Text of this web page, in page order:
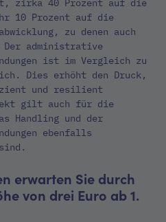
zirka 40 Prozent auf die
10 Prozent auf die
zu denen auch
administrative
ist im Vergleich zu
Dies erhöht den Druck,
und resilient
gilt auch für die
Handling und der
ebenfalls
erwarten Sie durch
von drei Euro ab 1.